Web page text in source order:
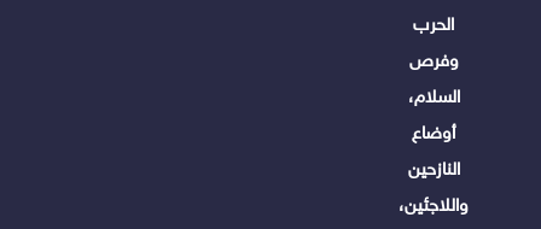
الحرب
وفرص
السلام،
أوضاع
النازحين
واللاجئين،